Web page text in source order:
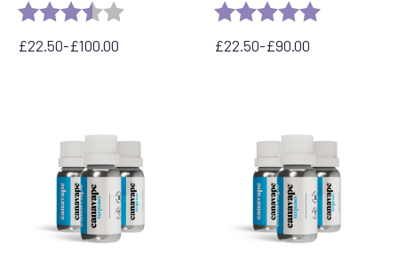
Rating: 3.5 out of 5 stars
£22.50-£100.00
Cenové
Rating: 5.0 out of 5
£22.50-£90.00
Rozpětí